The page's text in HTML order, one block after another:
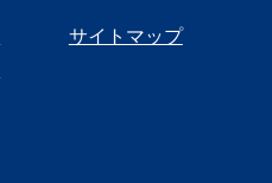
サイトマップ